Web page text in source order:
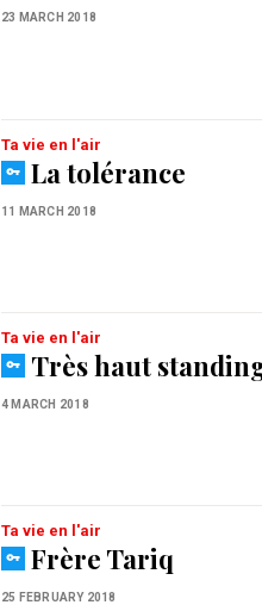
23 MARCH 2018
Ta vie en l'air
La tolérance
11 MARCH 2018
Ta vie en l'air
Très haut
4 MARCH 2018
Ta vie en l'air
Frère Tariq
25 FEBRUARY 2018